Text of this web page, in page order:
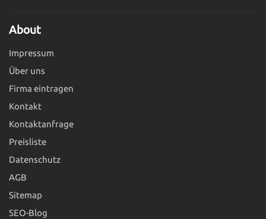
About
Impressum
Über uns
Firma eintragen
Kontakt
Kontaktanfrage
Preisliste
Datenschutz
AGB
Sitemap
SEO-Blog